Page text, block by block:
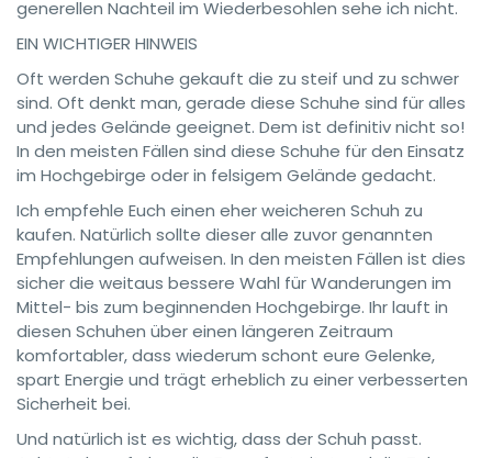
generellen Nachteil im Wiederbesohlen sehe ich nicht.
EIN WICHTIGER HINWEIS
Oft werden Schuhe gekauft die zu steif und zu schwer
sind. Oft denkt man, gerade diese Schuhe sind für alles
und jedes Gelände geeignet. Dem ist definitiv nicht so!
In den meisten Fällen sind diese Schuhe für den Einsatz
im Hochgebirge oder in felsigem Gelände gedacht.
Ich empfehle Euch einen eher weicheren Schuh zu
kaufen. Natürlich sollte dieser alle zuvor genannten
Empfehlungen aufweisen. In den meisten Fällen ist dies
sicher die weitaus bessere Wahl für Wanderungen im
Mittel- bis zum beginnenden Hochgebirge. Ihr lauft in
diesen Schuhen über einen längeren Zeitraum
komfortabler, dass wiederum schont eure Gelenke,
spart Energie und trägt erheblich zu einer verbesserten
Sicherheit bei.
Und natürlich ist es wichtig, dass der Schuh passt.